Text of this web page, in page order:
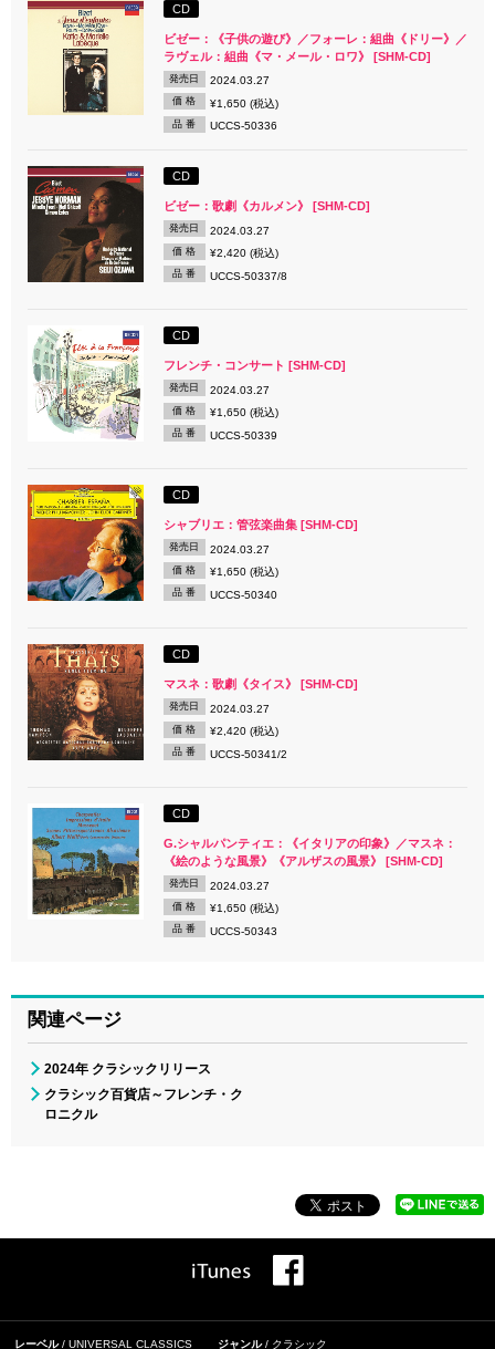
CD
ビゼー：《子供の遊び》／フォーレ：組曲《ドリー》／
ラヴェル：組曲《マ・メール・ロワ》 [SHM-CD]
発売日 2024.03.27
価 格 ¥1,650 (税込)
品 番 UCCS-50336
CD
ビゼー：歌劇《カルメン》 [SHM-CD]
発売日 2024.03.27
価 格 ¥2,420 (税込)
品 番 UCCS-50337/8
CD
フレンチ・コンサート [SHM-CD]
発売日 2024.03.27
価 格 ¥1,650 (税込)
品 番 UCCS-50339
CD
シャブリエ：管弦楽曲集 [SHM-CD]
発売日 2024.03.27
価 格 ¥1,650 (税込)
品 番 UCCS-50340
CD
マスネ：歌劇《タイス》 [SHM-CD]
発売日 2024.03.27
価 格 ¥2,420 (税込)
品 番 UCCS-50341/2
CD
G.シャルパンティエ：《イタリアの印象》／マスネ：
《絵のような風景》《アルザスの風景》 [SHM-CD]
発売日 2024.03.27
価 格 ¥1,650 (税込)
品 番 UCCS-50343
関連ページ
2024年 クラシックリリース
クラシック百貨店～フレンチ・ク
ロニクル
レーベル UNIVERSAL CLASSICS ジャンル クラシック